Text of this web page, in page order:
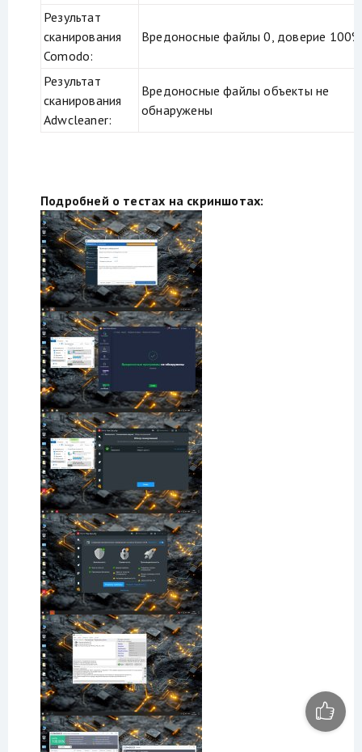
Результат
сканирования
Comodo:
Вредоносные файлы 0, доверие 100%
Результат
сканирования
Adwcleaner:
Вредоносные файлы объекты не
обнаружены
Подробней о тестах на скриншотах: